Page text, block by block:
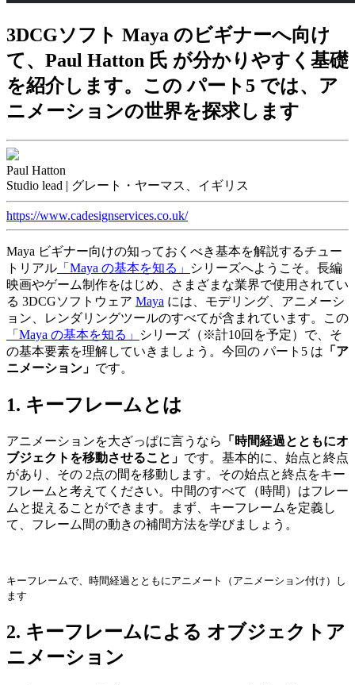
3DCGソフト Maya のビギナーへ向け
て、Paul Hatton 氏 が分かりやすく基礎
を紹介します。この パート5 では、ア
ニメーションの世界を探求します
Paul Hatton
Studio lead | グレート・ヤーマス、イギリス
https://www.cadesignservices.co.uk/
Maya ビギナー向けの知っておくべき基本を解説するチュー
トリアル 「Maya の基本を知る」
シリーズへようこそ。長編
映画やゲーム制作をはじめ、さまざまな業界で使用されてい
る 3DCGソフトウェア Maya には、モデリング、アニメーシ
ョン、レンダリングツールのすべてが含まれています。この
「Maya の基本を知る」
シリーズ（※計10回を予定）で、そ
の基本要素を理解していきましょう。今回の パート5 は 「ア
ニメーション」 です。
1. キーフレームとは
アニメーションを大ざっぱに言うなら
「時間経過とともにオ
ブジェクトを移動させること」 です。基本的に、始点と終点
があり、その 2点の間を移動します。その始点と終点をキー
フレームと考えてください。中間のすべて（時間）はフレー
ムと捉えることができます。まず、キーフレームを定義し
て、フレーム間の動きの補間方法を学びましょう。
キーフレームで、時間経過とともにアニメート（アニメーション付け）し
ます
2. キーフレームによる オブジェクトア
ニメーション